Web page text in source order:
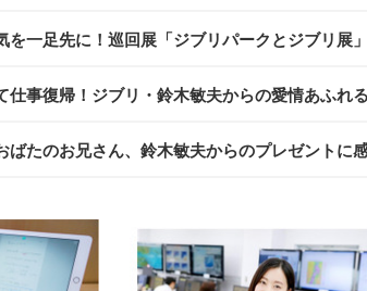
を一足先に！巡回展「ジブリパークとジブリ展
仕事復帰！ジブリ・鈴木敏夫からの愛情あふれ
ばたのお兄さん、鈴木敏夫からのプレゼントに